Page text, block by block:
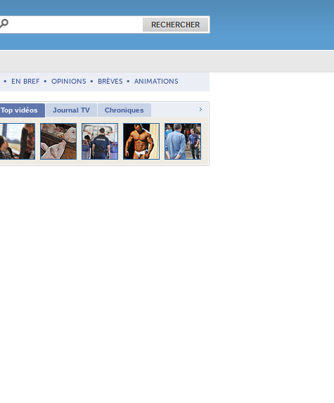
• EN BREF • OPINIONS • BRÈVES • ANIMATIONS
Top vidéos Journal TV Chroniques